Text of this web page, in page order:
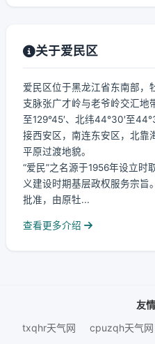
关于爱民区
爱民区位于黑龙江省东南部，
支脉张广才岭与老爷岭交汇地
至129°45′、北纬44°30′至
接西安区，南连东安区，北靠
平原过渡地貌。
“爱民”之名源于1956年设立时
义建设时期基层政权服务宗旨
批准，由原牡...
查看更多介绍
友
txqhr天气网
cpuzqh天气网